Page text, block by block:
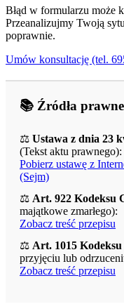
Błąd w formularzu może
Przeanalizujmy Twoją
poprawnie.
Umów konsultację (tel.
📚 Źródła
⚖️ Ustawa z dnia 23
(Tekst aktu prawnego):
Pobierz ustawę z
(Sejm)
⚖️ Art. 922 Kodeksu
majątkowe zmarłego):
Zobacz treść przepisu
⚖️ Art. 1015
przyjęciu lub
Zobacz treść przepisu